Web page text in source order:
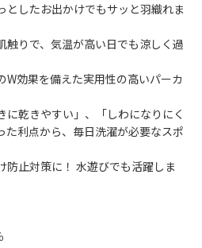
としたお出かけでもサッと羽織れま
触りで、気温が高い日でも涼しく過
W効果を備えた実用性の高いパーカ
に乾きやすい」、「しわになりにく
た利点から、毎日洗濯が必要なスポ
防止対策に！ 水遊びでも活躍しま